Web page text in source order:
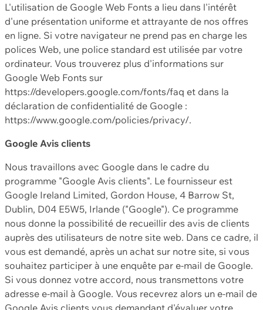
L'utilisation de Google Web Fonts a lieu dans l'intérêt
d'une présentation uniforme et attrayante de nos offres
en ligne. Si votre navigateur ne prend pas en charge les
polices Web, une police standard est utilisée par votre
ordinateur. Vous trouverez plus d'informations sur
Google Web Fonts sur
https://developers.google.com/fonts/faq et dans la
déclaration de confidentialité de Google :
https://www.google.com/policies/privacy/.
Google Avis clients
Nous travaillons avec Google dans le cadre du
programme "Google Avis clients". Le fournisseur est
Google Ireland Limited, Gordon House, 4 Barrow St,
Dublin, D04 E5W5, Irlande ("Google"). Ce programme
nous donne la possibilité de recueillir des avis de clients
auprès des utilisateurs de notre site web. Dans ce cadre, il
vous est demandé, après un achat sur notre site, si vous
souhaitez participer à une enquête par e-mail de Google.
Si vous donnez votre accord, nous transmettons votre
adresse e-mail à Google. Vous recevrez alors un e-mail de